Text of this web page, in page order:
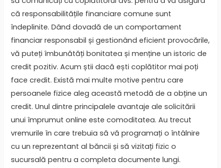
că responsabilitățile financiare comune sunt
îndeplinite. Dând dovadă de un comportament
financiar responsabil și gestionând eficient provocările,
vă puteți îmbunătăți bonitatea și menține un istoric de
credit pozitiv. Acum știi dacă ești coplătitor mai poți
face credit. Există mai multe motive pentru care
persoanele fizice aleg această metodă de a obține un
credit. Unul dintre principalele avantaje ale solicitării
unui împrumut online este comoditatea. Au trecut
vremurile în care trebuia să vă programați o întâlnire
cu un reprezentant al băncii și să vizitați fizic o
sucursală pentru a completa documente lungi.